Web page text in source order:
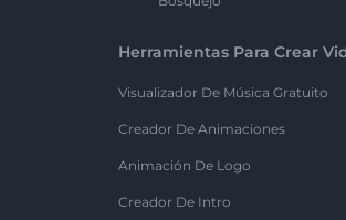
Herramientas Para Crear
Visualizador De Música Gratuito
Creador De Animaciones
Animación De Logo
Creador De Intro